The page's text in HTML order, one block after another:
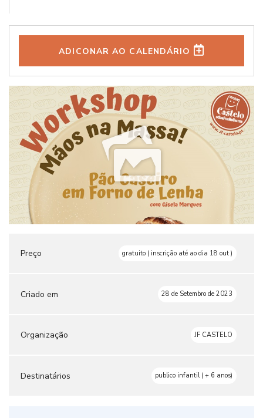
ADICONAR AO CALENDÁRIO
Preço gratuito ( inscrição até ao dia 18 out )
Criado em 28 de Setembro de 2023
Organização JF CASTELO
Destinatários publico infantil ( + 6 anos)